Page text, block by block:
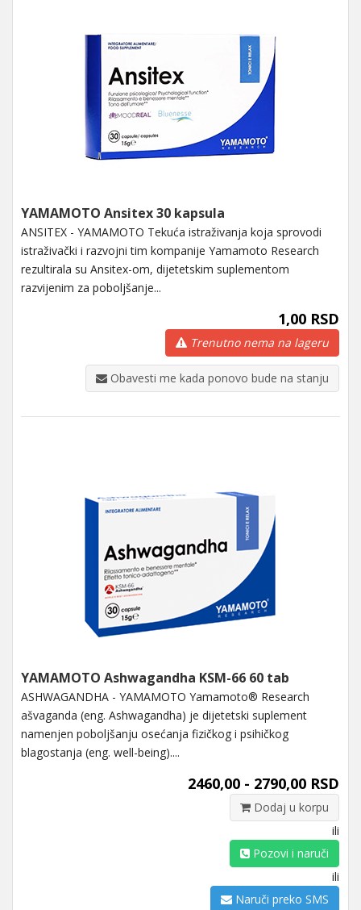
YAMAMOTO Ansitex 30 kapsula
ANSITEX - YAMAMOTO Tekuća istraživanja koja sprovodi
istraživački i razvojni tim kompanije Yamamoto Research
rezultirala su Ansitex-om, dijetetskim suplementom
razvijenim za poboljšanje...
1,00 RSD
Trenutno nema na lageru
Obavesti me kada ponovo bude na stanju
YAMAMOTO Ashwagandha KSM-66 60 tab
ASHWAGANDHA - YAMAMOTO Yamamoto® Research
ašvaganda (eng. Ashwagandha) je dijetetski suplement
namenjen poboljšanju osećanja fizičkog i psihičkog
blagostanja (eng. well-being)....
2460,00 - 2790,00 RSD
Dodaj u korpu
ili
Pozovi i naruči
ili
Naruči preko SMS